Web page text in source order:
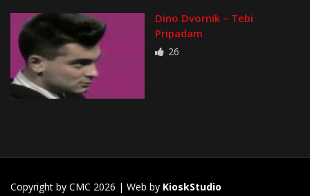
Dino Dvornik – Tebi
Pripadam
26
Copyright by CMC 2026 | Web by KioskStudio